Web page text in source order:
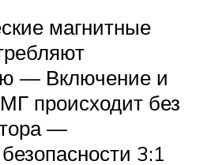
магнитные
— Включение и
происходит без
—
3:1